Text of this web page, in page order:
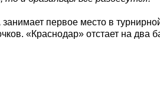
первое место в
«Краснодар» отстает на два